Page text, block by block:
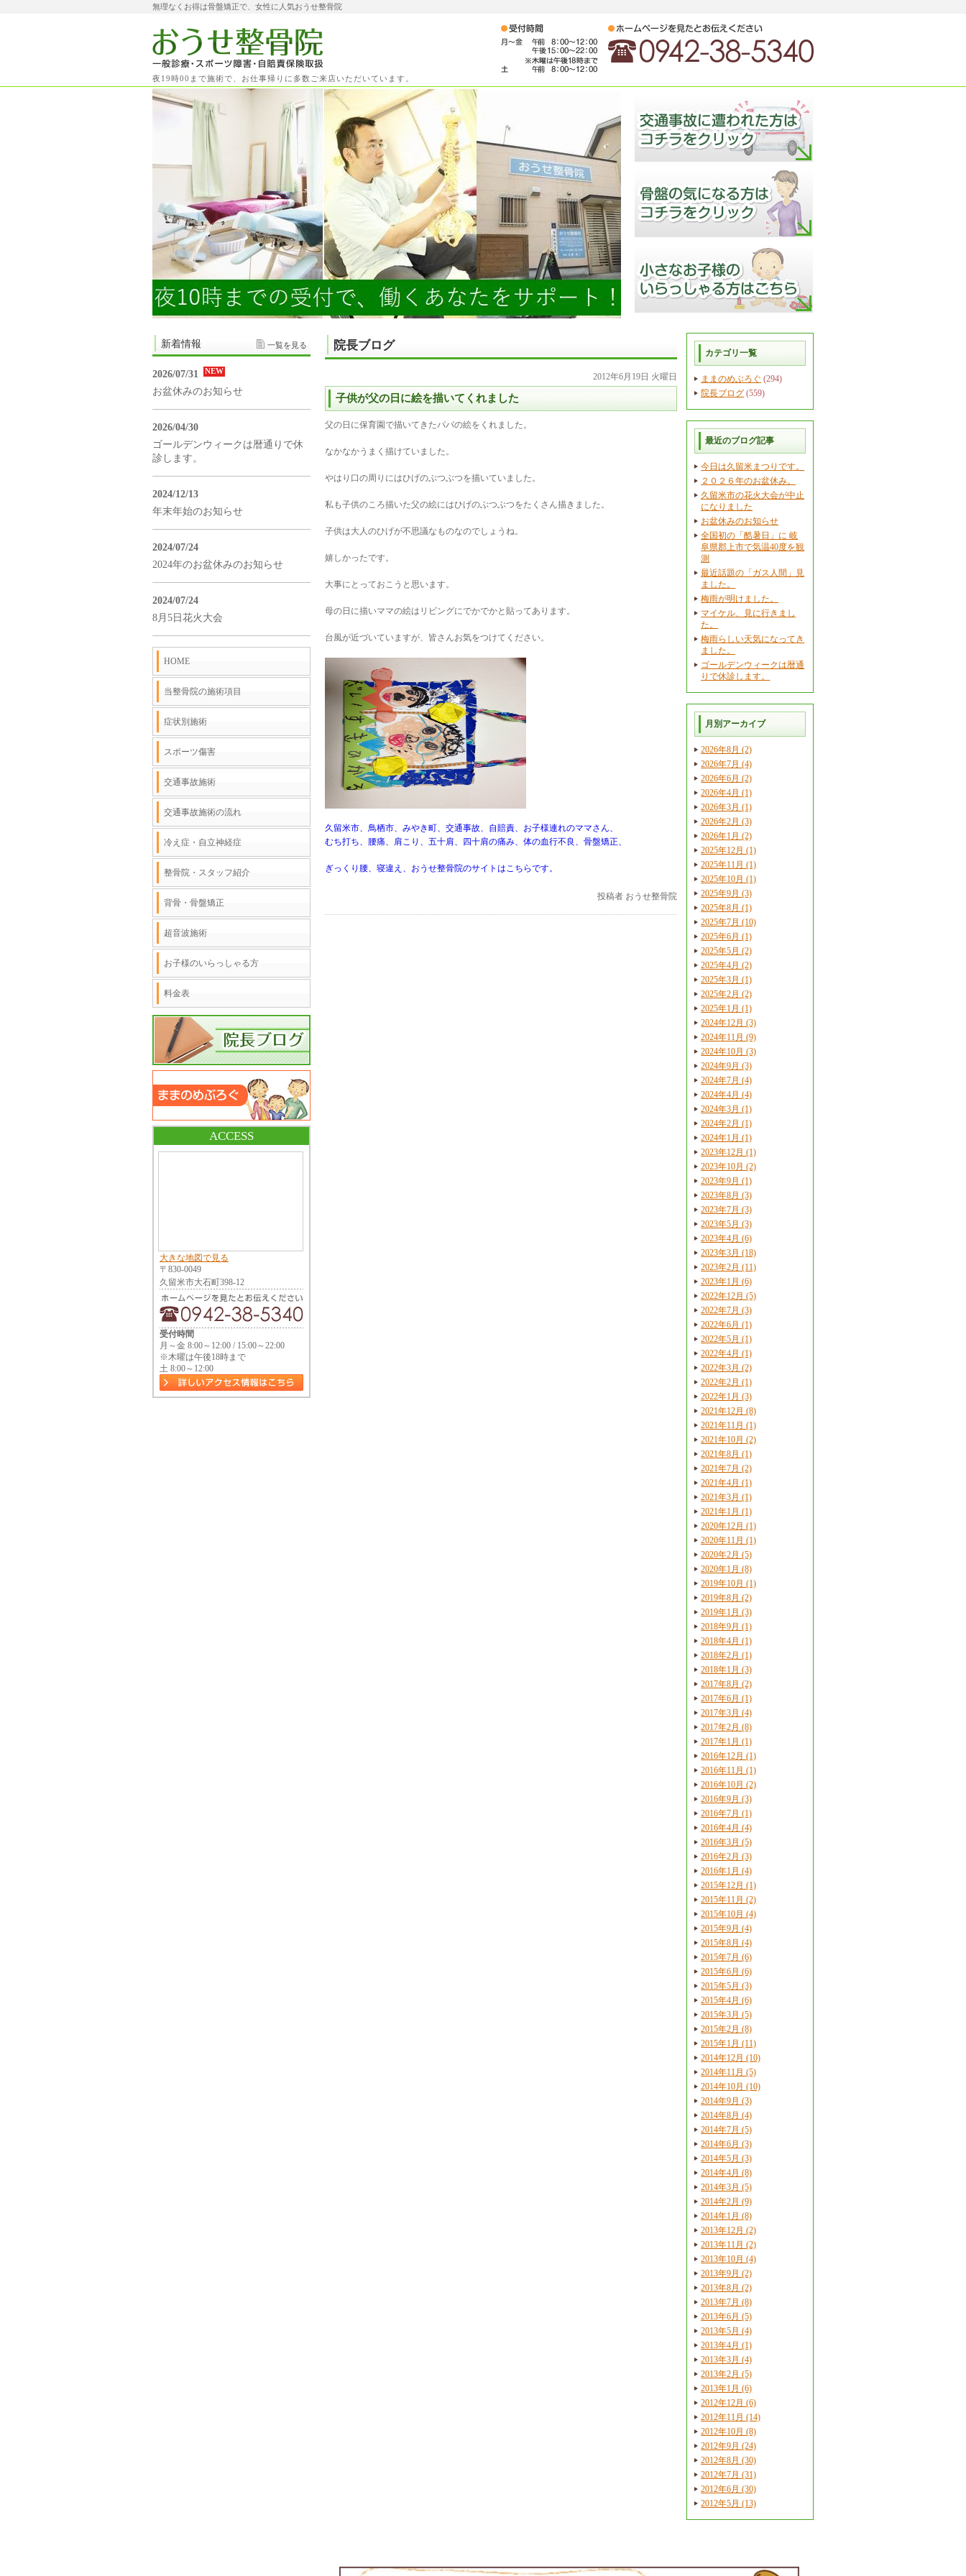
無理なくお得は骨盤矯正で、女性に人気おうせ整骨院
夜19時00まで施術で、お仕事帰りに多数ご来店いただいています。
院長ブログ
2012年6月19日 火曜日
子供が父の日に絵を描いてくれました
父の日に保育園で描いてきたパパの絵をくれました。
なかなかうまく描けていました。
やはり口の周りにはひげのぶつぶつを描いていました。
私も子供のころ描いた父の絵にはひげのぶつぶつをたくさん描きました。
子供は大人のひげが不思議なものなのでしょうね。
嬉しかったです。
大事にとっておこうと思います。
母の日に描いママの絵はリビングにでかでかと貼ってあります。
台風が近づいていますが、皆さんお気をつけてください。
久留米市、鳥栖市、みやき町、交通事故、自賠責、お子様連れのママさん、
むち打ち、腰痛、肩こり、五十肩、四十肩の痛み、体の血行不良、骨盤矯正、
ぎっくり腰、寝違え、おうせ整骨院のサイトはこちらです。
投稿者 おうせ整骨院
カテゴリ一覧
ままのめぶろぐ (294)
院長ブログ (559)
最近のブログ記事
今日は久留米まつりです。
２０２６年のお盆休み。
久留米市の花火大会が中止
になりました
お盆休みのお知らせ
全国初の「酷暑日」に 岐
阜県郡上市で気温40度を観
測
最近話題の「ガス人間」見
ました。
梅雨が明けました。
マイケル、見に行きまし
た。
梅雨らしい天気になってき
ました。
ゴールデンウィークは暦通
りで休診します。
月別アーカイブ
2026年8月 (2)
2026年7月 (4)
2026年6月 (2)
2026年4月 (1)
2026年3月 (1)
2026年2月 (3)
2026年1月 (2)
2025年12月 (1)
2025年11月 (1)
2025年10月 (1)
2025年9月 (3)
2025年8月 (1)
2025年7月 (10)
2025年6月 (1)
2025年5月 (2)
2025年4月 (2)
2025年3月 (1)
2025年2月 (2)
2025年1月 (1)
2024年12月 (3)
2024年11月 (9)
2024年10月 (3)
2024年9月 (3)
2024年7月 (4)
2024年4月 (4)
2024年3月 (1)
2024年2月 (1)
2024年1月 (1)
2023年12月 (1)
2023年10月 (2)
2023年9月 (1)
2023年8月 (3)
2023年7月 (3)
2023年5月 (3)
2023年4月 (6)
2023年3月 (18)
2023年2月 (11)
2023年1月 (6)
2022年12月 (5)
2022年7月 (3)
2022年6月 (1)
2022年5月 (1)
2022年4月 (1)
2022年3月 (2)
2022年2月 (1)
2022年1月 (3)
2021年12月 (8)
2021年11月 (1)
2021年10月 (2)
2021年8月 (1)
2021年7月 (2)
2021年4月 (1)
2021年3月 (1)
2021年1月 (1)
2020年12月 (1)
2020年11月 (1)
2020年2月 (5)
2020年1月 (8)
2019年10月 (1)
2019年8月 (2)
2019年1月 (3)
2018年9月 (1)
2018年4月 (1)
2018年2月 (1)
2018年1月 (3)
2017年8月 (2)
2017年6月 (1)
2017年3月 (4)
2017年2月 (8)
2017年1月 (1)
2016年12月 (1)
2016年11月 (1)
2016年10月 (2)
2016年9月 (3)
2016年7月 (1)
2016年4月 (4)
2016年3月 (5)
2016年2月 (3)
2016年1月 (4)
2015年12月 (1)
2015年11月 (2)
2015年10月 (4)
2015年9月 (4)
2015年8月 (4)
2015年7月 (6)
2015年6月 (6)
2015年5月 (3)
2015年4月 (6)
2015年3月 (5)
2015年2月 (8)
2015年1月 (11)
2014年12月 (10)
2014年11月 (5)
2014年10月 (10)
2014年9月 (3)
2014年8月 (4)
2014年7月 (5)
2014年6月 (3)
2014年5月 (3)
2014年4月 (8)
2014年3月 (5)
2014年2月 (9)
2014年1月 (8)
2013年12月 (2)
2013年11月 (2)
2013年10月 (4)
2013年9月 (2)
2013年8月 (2)
2013年7月 (8)
2013年6月 (5)
2013年5月 (4)
2013年4月 (1)
2013年3月 (4)
2013年2月 (5)
2013年1月 (6)
2012年12月 (6)
2012年11月 (14)
2012年10月 (8)
2012年9月 (24)
2012年8月 (30)
2012年7月 (31)
2012年6月 (30)
2012年5月 (13)
新着情報 一覧を見る
2026/07/31 NEW
お盆休みのお知らせ
2026/04/30
ゴールデンウィークは暦通りで休
診します。
2024/12/13
年末年始のお知らせ
2024/07/24
2024年のお盆休みのお知らせ
2024/07/24
8月5日花火大会
HOME
当整骨院の施術項目
症状別施術
スポーツ傷害
交通事故施術
交通事故施術の流れ
冷え症・自立神経症
整骨院・スタッフ紹介
背骨・骨盤矯正
超音波施術
お子様のいらっしゃる方
料金表
ACCESS
大きな地図で見る
〒830-0049
久留米市大石町398-12
受付時間
月～金 8:00～12:00 / 15:00～22:00
※木曜は午後18時まで
土 8:00～12:00